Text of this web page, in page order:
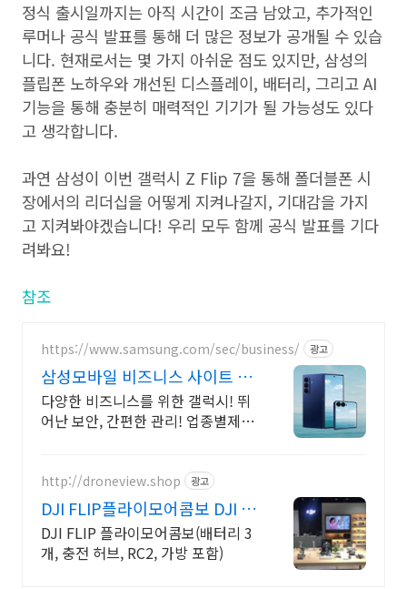
정식 출시일까지는 아직 시간이 조금 남았고, 추가적인
루머나 공식 발표를 통해 더 많은 정보가 공개될 수 있습
니다. 현재로서는 몇 가지 아쉬운 점도 있지만, 삼성의
플립폰 노하우와 개선된 디스플레이, 배터리, 그리고 AI
기능을 통해 충분히 매력적인 기기가 될 가능성도 있다
고 생각합니다.
과연 삼성이 이번 갤럭시 Z Flip 7을 통해 폴더블폰 시
장에서의 리더십을 어떻게 지켜나갈지, 기대감을 가지
고 지켜봐야겠습니다! 우리 모두 함께 공식 발표를 기다
려봐요!
참조
https://www.samsung.com/sec/business/ 광고
삼성모바일 비즈니스 사이트 본
사 공식 운영 견적문의
다양한 비즈니스를 위한 갤럭시! 뛰
어난 보안, 간편한 관리! 업종별제안
http://droneview.shop 광고
DJI FLIP플라이모어콤보 DJI 정
품 판매점
DJI FLIP 플라이모어콤보(배터리 3
개, 충전 허브, RC2, 가방 포함)